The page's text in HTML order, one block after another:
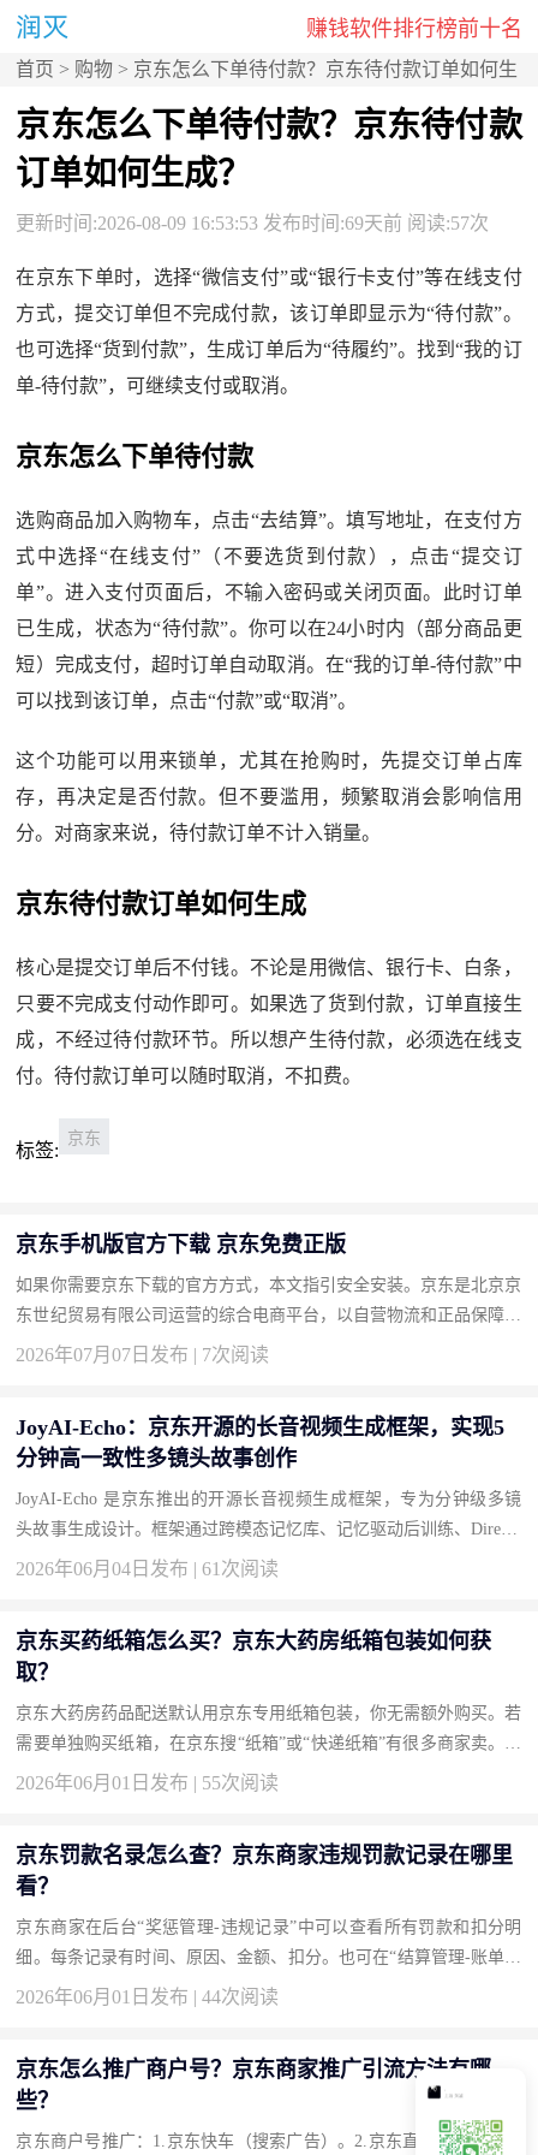
赚钱软件排行榜前十名
首页 > 购物 > 京东怎么下单待付款？京东待付款订单如何生
京东怎么下单待付款？京东待付款
订单如何生成？
更新时间:2026-08-09 16:53:53 发布时间:69天前 阅读:57次
在京东下单时，选择“微信支付”或“银行卡支付”等在线支付
方式，提交订单但不完成付款，该订单即显示为“待付款”。
也可选择“货到付款”，生成订单后为“待履约”。找到“我的订
单-待付款”，可继续支付或取消。
京东怎么下单待付款
选购商品加入购物车，点击“去结算”。填写地址，在支付方
式中选择“在线支付”（不要选货到付款），点击“提交订
单”。进入支付页面后，不输入密码或关闭页面。此时订单
已生成，状态为“待付款”。你可以在24小时内（部分商品更
短）完成支付，超时订单自动取消。在“我的订单-待付款”中
可以找到该订单，点击“付款”或“取消”。
这个功能可以用来锁单，尤其在抢购时，先提交订单占库
存，再决定是否付款。但不要滥用，频繁取消会影响信用
分。对商家来说，待付款订单不计入销量。
京东待付款订单如何生成
核心是提交订单后不付钱。不论是用微信、银行卡、白条，
只要不完成支付动作即可。如果选了货到付款，订单直接生
成，不经过待付款环节。所以想产生待付款，必须选在线支
付。待付款订单可以随时取消，不扣费。
标签:
京东
京东手机版官方下载 京东免费正版
如果你需要京东下载的官方方式，本文指引安全安装。京东是北京京
东世纪贸易有限公司运营的综合电商平台，以自营物流和正品保障著
称。按此获取正版，畅享品质购物。 下载地址：京东官方下载 为...
2026年07月07日发布 | 7次阅读
JoyAI-Echo：京东开源的长音视频生成框架，实现5
分钟高一致性多镜头故事创作
JoyAI-Echo 是京东推出的开源长音视频生成框架，专为分钟级多镜
头故事生成设计。框架通过跨模态记忆库、记忆驱动后训练、Directo
r Agent 对话式编辑和轻量化实时超分四大技术创新，解决长视频...
2026年06月04日发布 | 61次阅读
京东买药纸箱怎么买？京东大药房纸箱包装如何获
取？
京东大药房药品配送默认用京东专用纸箱包装，你无需额外购买。若
需要单独购买纸箱，在京东搜“纸箱”或“快递纸箱”有很多商家卖。京
东自营也有“搬家纸箱”可购。买药时如需格外加固，下单备注“加
2026年06月01日发布 | 55次阅读
京东罚款名录怎么查？京东商家违规罚款记录在哪里
看？
京东商家在后台“奖惩管理-违规记录”中可以查看所有罚款和扣分明
细。每条记录有时间、原因、金额、扣分。也可在“结算管理-账单明
细”中查到扣款。如果对罚款有异议，在违规记录里点“申诉”。 京
2026年06月01日发布 | 44次阅读
京东怎么推广商户号？京东商家推广引流方法有哪
些？
京东商户号推广：1.京东快车（搜索广告）。2.京东直投（腾讯系广